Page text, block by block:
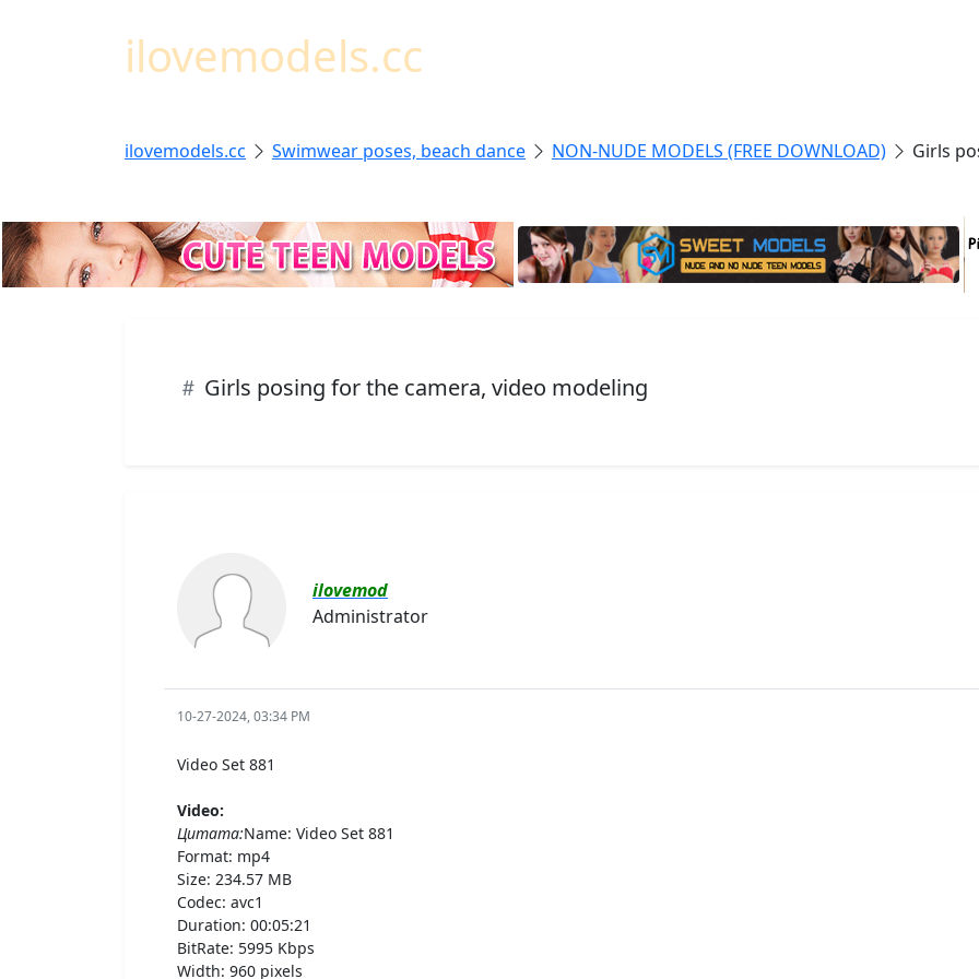
ilovemodels.cc
ilovemodels.cc Swimwear poses, beach dance NON-NUDE MODELS (FREE DOWNLOAD) Girls
Girls posing for the camera, video modeling
ilovemod
Administrator
10-27-2024, 03:34 PM
Video Set 881
Video:
Цитата:Name: Video Set 881
Format: mp4
Size: 234.57 MB
Codec: avc1
Duration: 00:05:21
BitRate: 5995 Kbps
Width: 960 pixels